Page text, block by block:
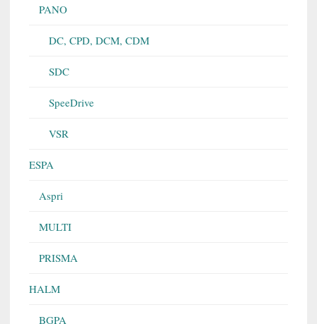
PANO
DC, CPD, DCM, CDM
SDC
SpeeDrive
VSR
ESPA
Aspri
MULTI
PRISMA
HALM
BGPA